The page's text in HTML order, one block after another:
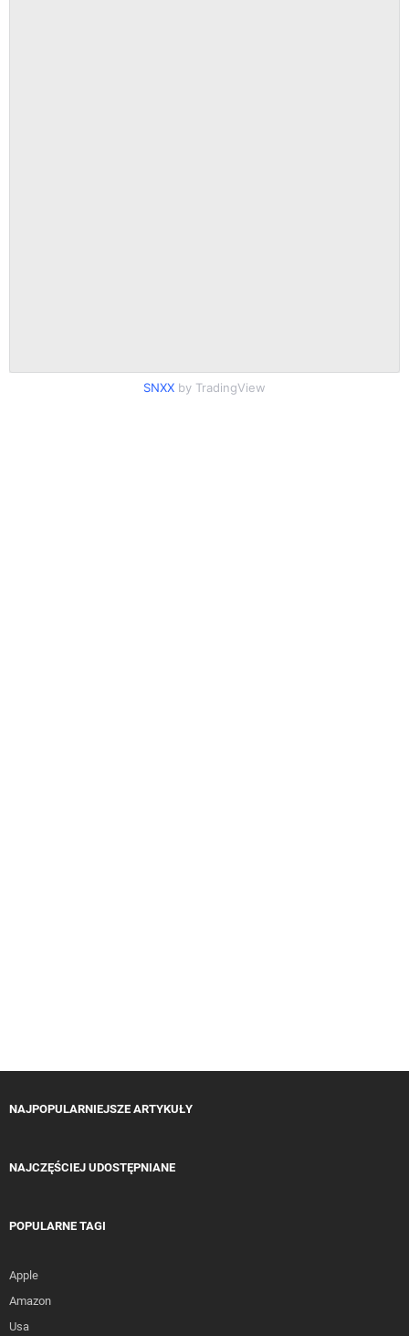
SNXX by TradingView
NAJPOPULARNIEJSZE ARTYKUŁY
NAJCZĘŚCIEJ UDOSTĘPNIANE
POPULARNE TAGI
Apple
Amazon
Usa